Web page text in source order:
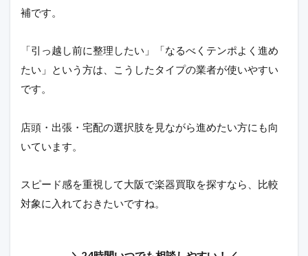
補です。
「引っ越し前に整理したい」「なるべくテンポよく進め
たい」という方は、こうしたタイプの業者が使いやすい
です。
店頭・出張・宅配の選択肢を見ながら進めたい方にも向
いています。
スピード感を重視して大阪で楽器買取を探すなら、比較
対象に入れておきたいですね。